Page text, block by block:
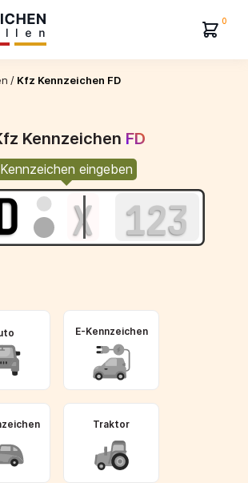
0
/ Kfz Kennzeichen FD
Kennzeichen FD
Kennzeichen eingeben
E-Kennzeichen
Traktor